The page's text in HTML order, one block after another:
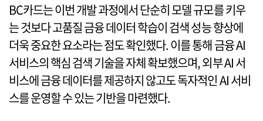
BC카드는 이번 개발 과정에서 단순히 모델 규모를 키우
는 것보다 고품질 금융 데이터 학습이 검색 성능 향상에
더욱 중요한 요소라는 점도 확인했다. 이를 통해 금융 AI
서비스의 핵심 검색 기술을 자체 확보했으며, 외부 AI 서
비스에 금융 데이터를 제공하지 않고도 독자적인 AI 서비
스를 운영할 수 있는 기반을 마련했다.